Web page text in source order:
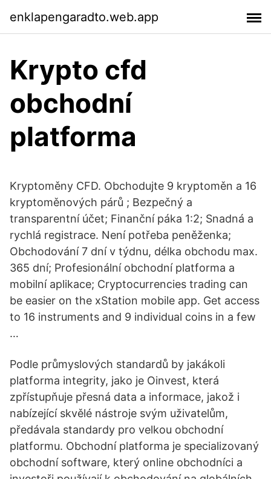
enklapengaradto.web.app
Krypto cfd
obchodní
platforma
Kryptoměny CFD. Obchodujte 9 kryptoměn a 16
kryptoměnových párů ; Bezpečný a
transparentní účet; Finanční páka 1:2; Snadná a
rychlá registrace. Není potřeba peněženka;
Obchodování 7 dní v týdnu, délka obchodu max.
365 dní; Profesionální obchodní platforma a
mobilní aplikace; Cryptocurrencies trading can
be easier on the xStation mobile app. Get access
to 16 instruments and 9 individual coins in a few
…
Podle průmyslových standardů by jakákoli
platforma integrity, jako je Oinvest, která
zpřístupňuje přesná data a informace, jakož i
nabízející skvělé nástroje svým uživatelům,
předávala standardy pro velkou obchodní
platformu. Obchodní platforma je specializovaný
obchodní software, který online obchodníci a